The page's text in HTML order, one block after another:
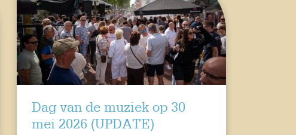
Dag van de muziek op 30
mei 2026 (UPDATE)